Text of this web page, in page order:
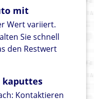
mit
Wert variiert.
Sie schnell
den Restwert
kaputtes
Kontaktieren